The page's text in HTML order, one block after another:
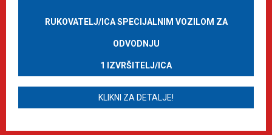
RUKOVATELJ/ICA SPECIJALNIM VOZILOM ZA
ODVODNJU
1 IZVRŠITELJ/ICA
KLIKNI ZA DETALJE!